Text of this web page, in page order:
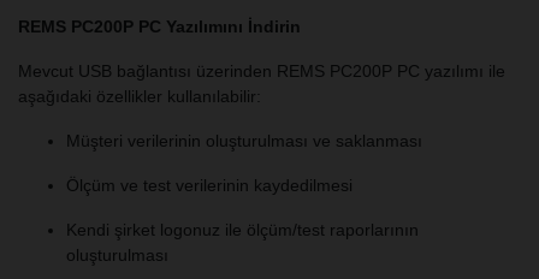
REMS PC200P PC Yazılımını İndirin
Mevcut USB bağlantısı üzerinden REMS PC200P PC yazılımı ile
aşağıdaki özellikler kullanılabilir:
Müşteri verilerinin oluşturulması ve saklanması
Ölçüm ve test verilerinin kaydedilmesi
Kendi şirket logonuz ile ölçüm/test raporlarının
oluşturulması